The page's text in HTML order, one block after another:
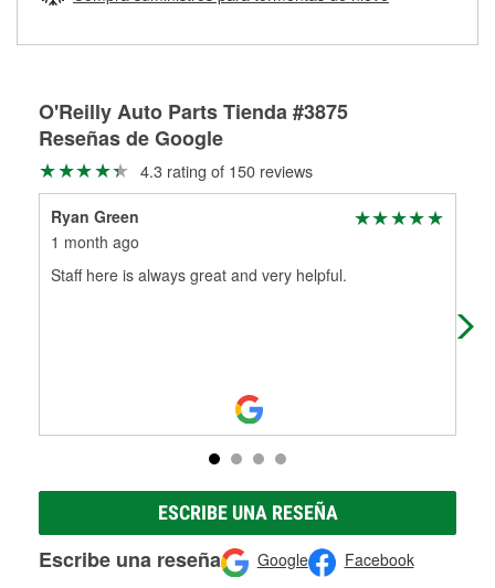
partes de reemplazo correctas para tu reparación.
O'Reilly Auto Parts Tienda #3875
Reseñas de Google
4.3 rating of 150 reviews
Ryan Green
1 month ago
Staff here is always great and very helpful.
ESCRIBE UNA RESEÑA
Escribe una reseña Google Facebook